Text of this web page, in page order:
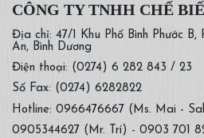
CÔNG TY TNHH CHẾ
Địa chỉ: 47/1 Khu Phố Bình Phước B,
An, Bình Dương
Điện thoại: (0274) 6 282 843 / 23
Số Fax: (0274) 6282822
Hotline: 0966476667 (Ms. Mai -
0905344627 (Mr. Trí) - 0903 701